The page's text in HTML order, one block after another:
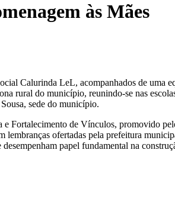
às Mães
Calurinda LeL, acompanhados de uma
rural do município, reunindo-se nas
sede do município.
e Fortalecimento de Vínculos, promovido
lembranças ofertadas pela prefeitura
papel fundamental na